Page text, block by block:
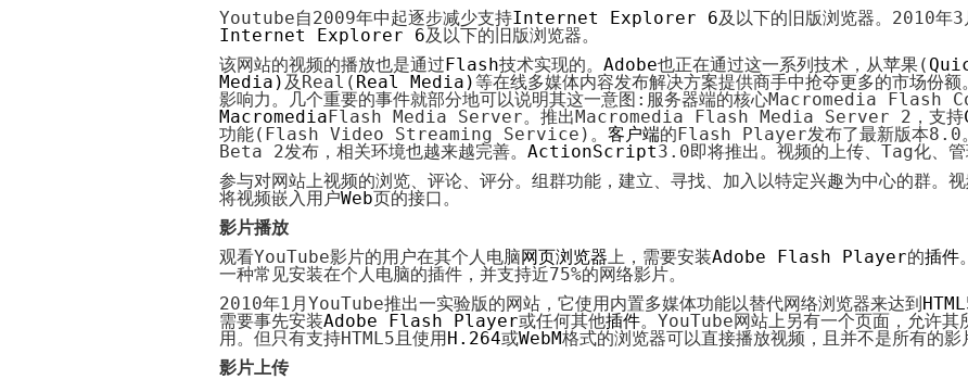
单/
爆
单
系
统
Decoration
模
板
化
系
Penny
Auction
拍
卖
网
站
Procurement
专
系
统
Static
Webpage
网
页
Youtube自2009年中起逐步减少支持Internet Explorer 6及以下的旧版浏览器。 2010年3
Internet Explorer 6及以下的旧版浏览器。
该网站的视频的播放也是通过Flash技术实现的。 Adobe也正在通过这一系列技术，从苹果(
Media ) 及 Real( Real Media )等在线多媒体内容发布解决方案提供商手中抢夺更多的市场份
影响力。几个重要的事件就部分地可以说明其这一意图 : 服务器端的核心Macromedia Flash
MacromediaFlash Media Server。推出Macromedia Flash Media Server 2 ，支持
功能( Flash Video Streaming Service ) 。 客户端的Flash Player发布了最新版本8.0。
Beta 2发布，相关环境也越来越完善。 ActionScript3.0即将推出。视频的上传、 Tag化、管
参与对网站上视频的浏览、评论、评分。组群功能，建立、寻找、加入以特定兴趣为中心的群。
将视频嵌入用户Web页的接口。
影片播放
观看YouTube影片的用户在其个人电脑网页浏览器上，需要安装Adobe Flash Player的插件
一种常见安装在个人电脑的插件，并支持近75%的网络影片。
2010年1月YouTube推出一实验版的网站，它使用内置多媒体功能以替代网络浏览器来达到
需要事先安装Adobe Flash Player或任何其他插件。 YouTube网站上另有一个页面，允许其
用。但只有支持HTML5 且使用H . 264或WebM格式的浏览器可以直接播放视频，且并不是所有的影
影片上传